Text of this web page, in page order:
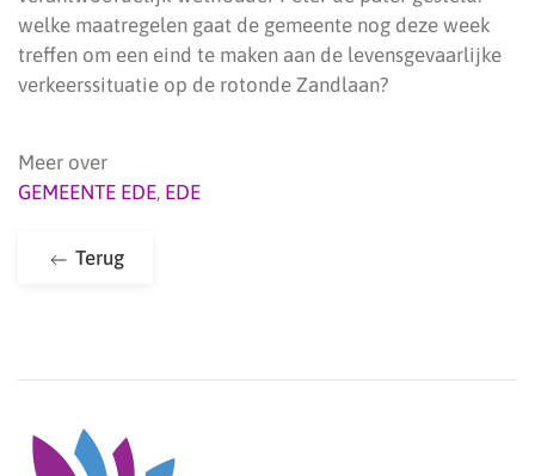
welke maatregelen gaat de gemeente nog deze week
treffen om een eind te maken aan de levensgevaarlijke
verkeerssituatie op de rotonde Zandlaan?
Meer over
GEMEENTE EDE, EDE
Terug